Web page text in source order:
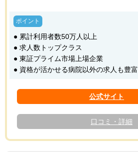
● 累計利用者数50万人以上
● 求人数トップクラス
● 東証プライム市場上場企業
● 資格が活かせる病院以外の求人も豊富
口コミ・詳細